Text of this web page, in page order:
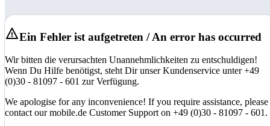
Ein Fehler ist aufgetreten / An error has occurred
Wir bitten die verursachten Unannehmlichkeiten zu entschuldigen!
Wenn Du Hilfe benötigst, steht Dir unser Kundenservice unter +49
(0)30 - 81097 - 601 zur Verfügung.
We apologise for any inconvenience! If you require assistance, please
contact our mobile.de Customer Support on +49 (0)30 - 81097 - 601.